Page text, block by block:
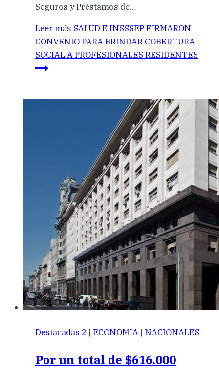
Seguros y Préstamos de…
Leer más SALUD E INSSSEP FIRMARON
CONVENIO PARA BRINDAR COBERTURA
SOCIAL A PROFESIONALES RESIDENTES
Destacadas 2 | ECONOMIA | NACIONALES
Por un total de $616.000